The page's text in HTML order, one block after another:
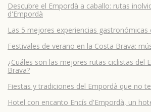
Descubre el Empordà a caballo: rutas
d'Empordà
Las 5 mejores experiencias gastronómicas
Festivales de verano en la Costa Brava:
¿Cuáles son las mejores rutas ciclistas del
Brava?
Fiestas y tradiciones del Empordà que no
Hotel con encanto Encís d'Empordà, un